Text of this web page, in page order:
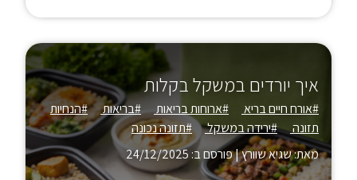
איך יורדים במשקל בקלות
#אורח חיים בריא #ארוחות בריאות #בריאות
#הנחיות
תזונה
#ירידה במשקל
#תזונה נכונה
מאת: שגיא שוורץ|פורסם ב: 24/12/2025